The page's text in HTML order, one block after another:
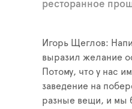
ресторанное
Игорь Щеглов:
выразил желание
Потому, что у нас
заведение на
разные вещи, и мы